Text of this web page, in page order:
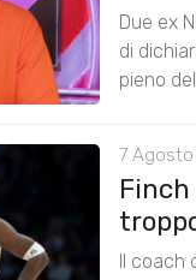
Due ex
di
pieno
7 Agosto
Il